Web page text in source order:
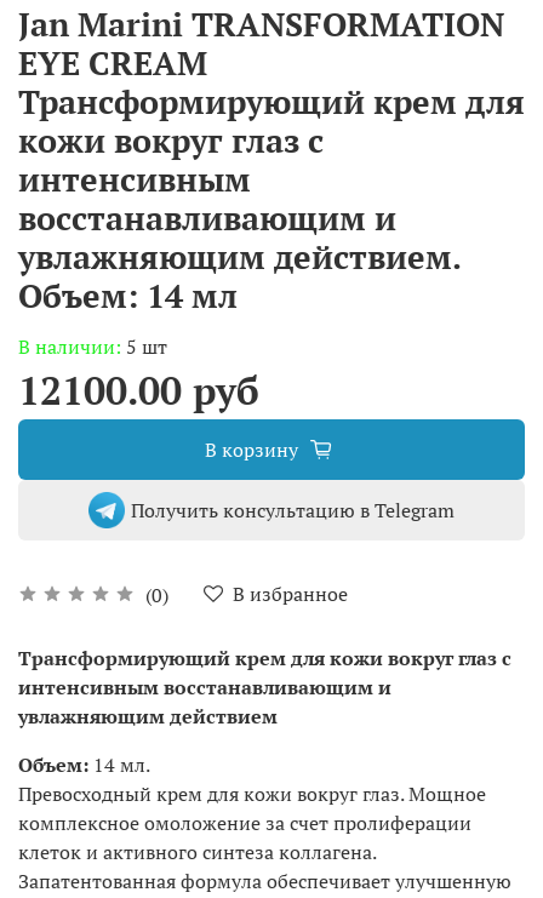
Jan Marini TRANSFORMATION
EYE CREAM
Трансформирующий крем для
кожи вокруг глаз с
интенсивным
восстанавливающим и
увлажняющим действием.
Объем: 14 мл
(0) В избранное
В наличии: 5 шт
12100.00 руб
В корзину
Получить консультацию в Telegram
Трансформирующий крем для кожи вокруг глаз с
интенсивным восстанавливающим и
увлажняющим действием
Объем: 14 мл.
Превосходный крем для кожи вокруг глаз. Мощное
комплексное омоложение за счет пролиферации
клеток и активного синтеза коллагена.
Запатентованная формула обеспечивает улучшенную